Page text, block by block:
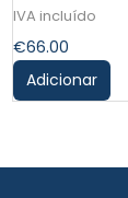
€66.00
Adicionar